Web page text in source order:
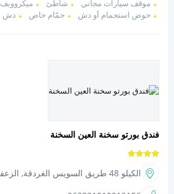
موقف سيارات مجاني شاطئ ميكروويف
حوض استحمام أو دش
حمّام خاص دش
فندق بورتو سخنة العين السخنة
الكيلو 48 طريق السويس الغردقة, الزعفرانة، العين السخنة